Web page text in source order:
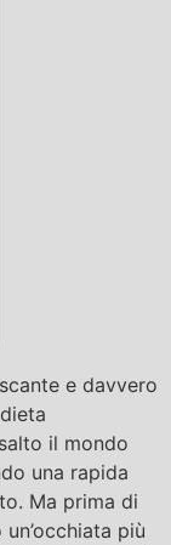
e davvero
il mondo
una rapida
Ma prima di
più